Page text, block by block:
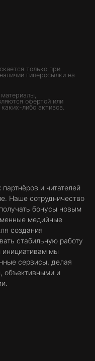
только при
гиперссылки на
офертой или
либо активов.
и читателей
Наше сотрудничество
бонусы новым
медийные
создания
стабильную работу
мы
сервисы, делая
объективными и